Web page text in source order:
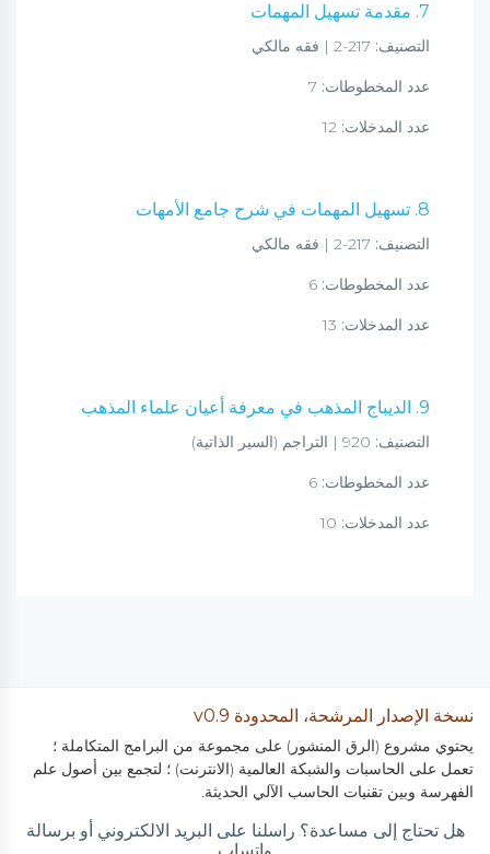
7. مقدمة تسهيل المهمات
التصنيف:
عدد المخطوطات:
عدد المدخلات:
8. تسهيل المهمات في شرح جامع الأمهات
التصنيف:
عدد المخطوطات:
عدد المدخلات:
9. الديباج المذهب في معرفة أعيان علماء المذهب
التصنيف:
عدد المخطوطات:
عدد المدخلات:
نسخة الإصدار المرشحة، المحدودة v0.9
يحتوي مشروع (الرق المنشور) على مجموعة من البرامج المتكاملة ؛
تعمل على الحاسبات والشبكة العالمية (الانترنت) ؛ لتجمع بين أصول علم
الفهرسة وبين تقنيات الحاسب الآلي الحديثة.
هل تحتاج إلى مساعدة؟ راسلنا على البريد الالكتروني أو برسالة